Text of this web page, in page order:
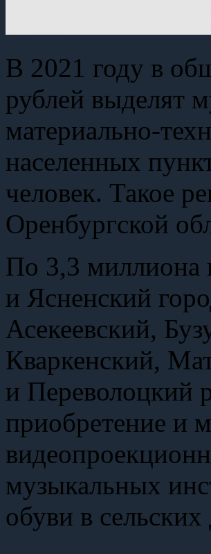
В 2021 году в
рублей выделят
материально-
населенных
человек. Такое
Оренбургской
По 3,3 миллиона
и Ясненский
Асекеевский,
Кваркенский,
и Переволоцкий
приобретение и
музыкальных
обуви в